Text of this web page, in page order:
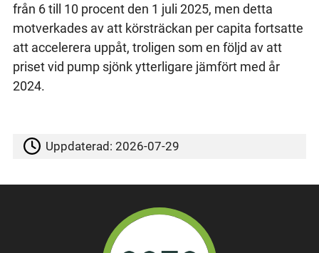
från 6 till 10 procent den 1 juli 2025, men detta
motverkades av att körsträckan per capita fortsatte
att accelerera uppåt, troligen som en följd av att
priset vid pump sjönk ytterligare jämfört med år
2024.
Uppdaterad:2026-07-29